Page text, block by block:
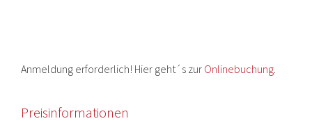
Anmeldung erforderlich! Hier geht´s zur Onlinebuchung.
Preisinformationen